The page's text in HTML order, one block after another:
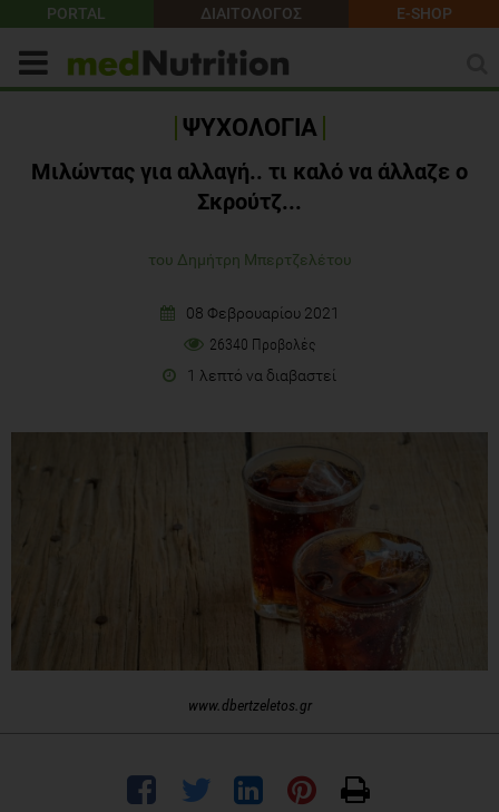
PORTAL ΔΙΑΙΤΟΛΟΓΟΣ E-SHOP
ΨΥΧΟΛΟΓΙΑ
Μιλώντας για αλλαγή.. τι καλό να άλλαζε ο
Σκρούτζ...
του Δημήτρη Μπερτζελέτου
08 Φεβρουαρίου 2021
26340 Προβολές
1 λεπτό να διαβαστεί
www.dbertzeletos.gr